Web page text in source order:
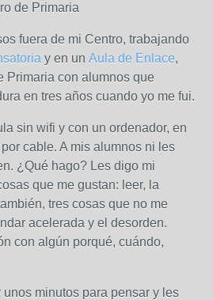
de Primaria
fuera de mi Centro, trabajando
y en un Aula de Enlace,
Primaria con alumnos que
en tres años cuando yo me fui.
sin wifi y con un ordenador, en
cable. A mis alumnos ni les
¿Qué hago? Les digo mi
que me gustan: leer, la
tres cosas que no me
acelerada y el desorden.
con algún porqué, cuándo,
unos minutos para pensar y les